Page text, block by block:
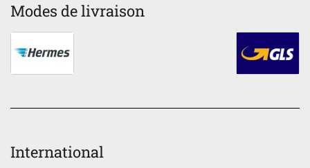
Modes de livraison
International